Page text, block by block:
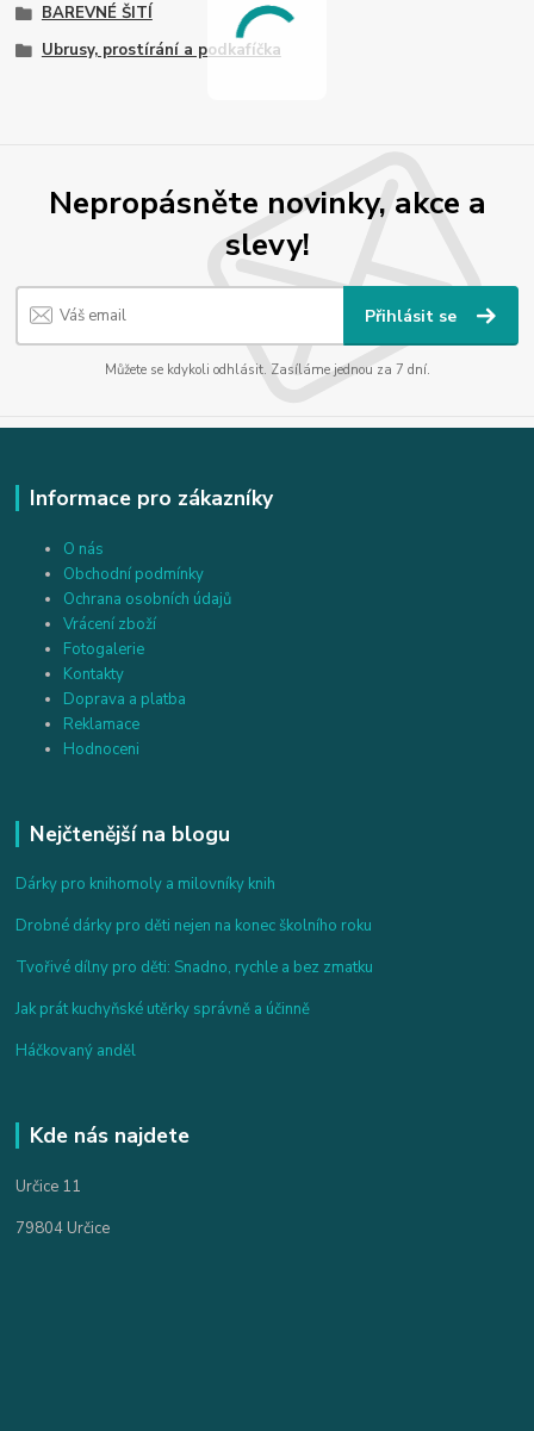
BAREVNÉ ŠITÍ
Ubrusy, prostírání a podkafíčka
Nepropásněte novinky, akce a
slevy!
Přihlásit se
Můžete se kdykoli odhlásit. Zasíláme jednou za 7 dní.
Informace pro zákazníky
O nás
Obchodní podmínky
Ochrana osobních údajů
Vrácení zboží
Fotogalerie
Kontakty
Doprava a platba
Reklamace
Hodnoceni
Nejčtenější na blogu
Dárky pro knihomoly a milovníky knih
Drobné dárky pro děti nejen na konec školního roku
Tvořivé dílny pro děti: Snadno, rychle a bez zmatku
Jak prát kuchyňské utěrky správně a účinně
Háčkovaný anděl
Kde nás najdete
Určice 11
79804 Určice